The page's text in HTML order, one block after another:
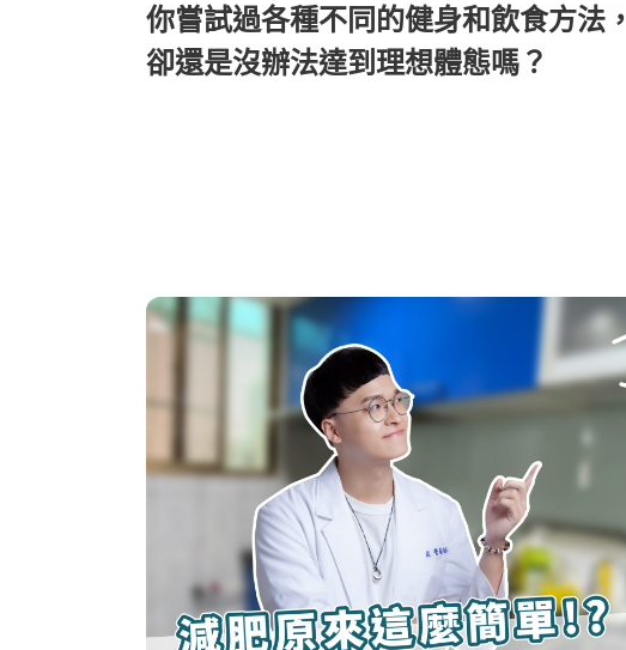
你嘗試過各種不同的健身和飲食方法，
卻還是沒辦法達到理想體態嗎？